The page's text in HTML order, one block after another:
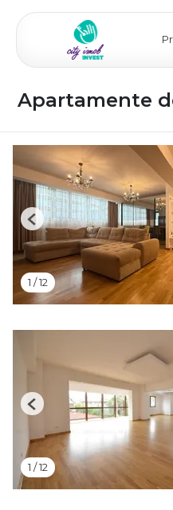
Apartamente
1 /12
Previous
1 /12
Previous